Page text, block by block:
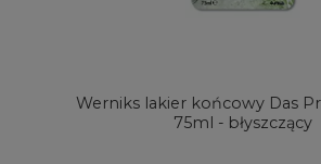
Werniks lakier końcowy Das
75ml - błyszczący